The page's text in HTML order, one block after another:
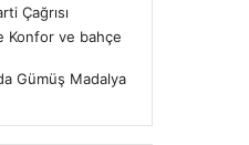
Çağrısı
Konfor ve bahçe
Gümüş Madalya